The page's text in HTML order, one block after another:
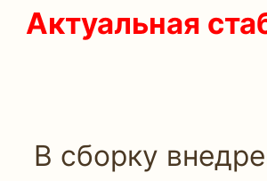
Актуальная
В сборку